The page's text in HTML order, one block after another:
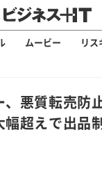
ムービー リス
、悪質転売防
幅超えで出品